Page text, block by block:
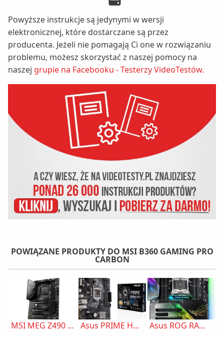
Powyższe instrukcje są jedynymi w wersji
elektronicznej, które dostarczane są przez
producenta. Jeżeli nie pomagają Ci one w rozwiązaniu
problemu, możesz skorzystać z naszej pomocy na
naszej grupie na Facebooku - Testerzy VideoTestów.
POWIĄZANE PRODUKTY DO MSI B360 GAMING PRO
CARBON
MSI MEG Z490 Unify Asus PRIME H310M-E R2.0/CSM Asus ROG RAMPAGE VI EXTREME